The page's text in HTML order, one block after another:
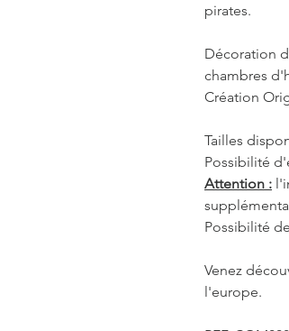
pirates.
Décoration
chambres
Création
Tailles
Possibilité
Attention :
Possibilité
Venez
l'europe.